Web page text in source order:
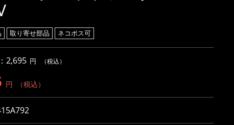
取り寄せ部品 ネコポス可
2,695 円 （税込）
円 （税込）